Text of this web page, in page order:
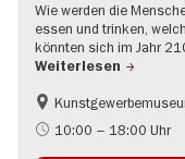
Wie werden die
essen und trinken,
könnten sich im Jahr
Weiterlesen
Mode und Design
10:00 – 18:00 Uhr